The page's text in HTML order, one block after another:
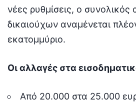
νέες ρυθμίσεις, ο συνολικός
δικαιούχων αναμένεται
εκατομμύριο.
Οι αλλαγές στα
Από 20.000 στα 25.000